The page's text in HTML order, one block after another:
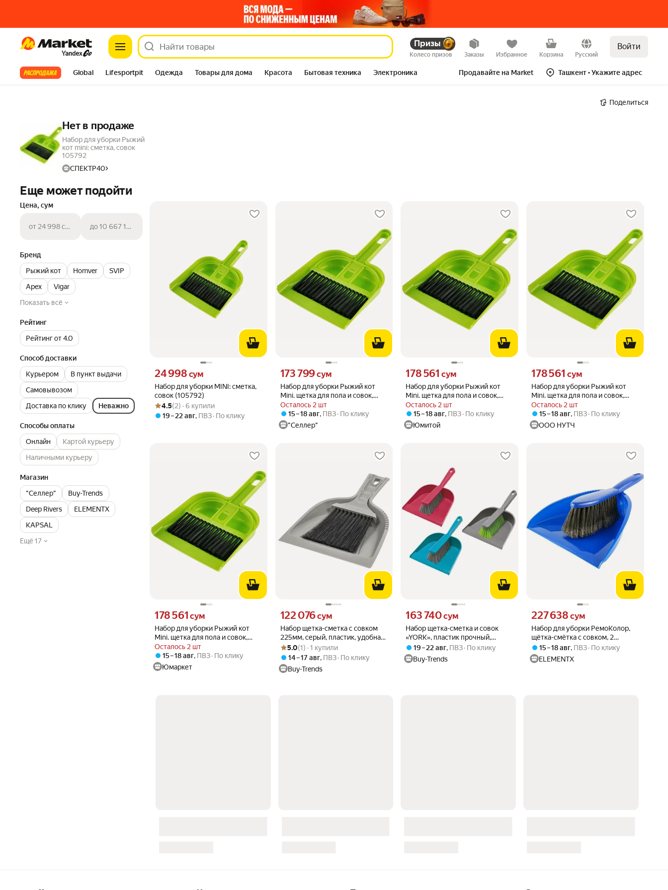
Market Призы
Колесо призов Заказы Избранное Корзина Русский
Войти
Все хиты Global Lifesportpit Одежда Товары для дома Красота Бытовая техника Электроника Продавайте на Market Ташкент• Укажите адрес
Поделиться
Нет в продаже
Набор для уборки Рыжий
кот mini: сметка, совок
105792
СПЕКТР40
Еще может подойти
Цена, сум
от 24 998 сум до 10 667 182 сум
Бренд
Рыжий кот
Homver
SVIP
Apex
Vigar
Показать всё
Рейтинг
Рейтинг от 4.0
Способ доставки
Курьером
В пункт выдачи
Самовывозом
Доставка по клику
Неважно
Способы оплаты
Онлайн
Картой курьеру
Наличными курьеру
Магазин
"Селлер"
Buy-Trends
Deep Rivers
ELEMENTX
KAPSAL
Ещё 17
Набор для уборки MINI: сметка,
совок (105792)
Цена 24998 сум вместо
24 998 сум
Рейтинг товара: 4.5 из 5
Оценок: (2) · 6 купили
4.5(2) · 6 купили
19 – 22 авг, ПВЗ По клику
Набор для уборки Рыжий кот
Mini. щетка для пола и совок,
пластик (105792)
Осталось 2 шт
Цена 173799 сум вместо
173 799сум
15 – 18 авг, ПВЗ По клику
"Селлер"
Набор для уборки Рыжий кот
Mini. щетка для пола и совок,
пластик (105792)
Осталось 2 шт
Цена 178561 сум вместо
178 561 сум
15 – 18 авг, ПВЗ По клику
Юмитой
Набор для уборки Рыжий кот
Mini. щетка для пола и совок,
пластик (105792)
Осталось 2 шт
Цена 178561 сум вместо
178 561 сум
15 – 18 авг, ПВЗ По клику
ООО НУТЧ
Набор для уборки Рыжий кот
Mini. щетка для пола и совок,
пластик (105792)
Осталось 2 шт
Цена 178561 сум вместо
178 561 сум
15 – 18 авг, ПВЗ По клику
Юмаркет
Набор щетка-сметка с совком
225мм, серый, пластик, удобная
фиксация
Цена 122076 сум вместо
122 076сум
Рейтинг товара: 5.0 из 5
Оценок: (1) · 1 купили
5.0(1) · 1 купили
14 – 17 авг, ПВЗ По клику
Buy-Trends
Набор щетка-сметка и совок
«YORK», пластик прочный,
система «Клик», отверстие для
подвеса
Цена 163740 сум вместо
163 740сум
19 – 22 авг, ПВЗ По клику
Buy-Trends
Набор для уборки РемоКолор,
щётка-смётка с совком, 2
предмета 61-1-110
Цена 227638 сум вместо
227 638 сум
15 – 18 авг, ПВЗ По клику
ELEMENTX